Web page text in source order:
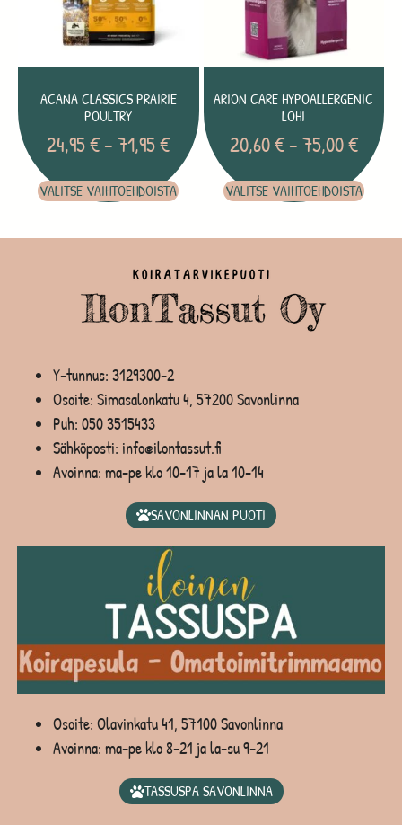
ACANA CLASSICS PRAIRIE
POULTRY
24,95€– 71,95€
VALITSE VAIHTOEHDOISTA
ARION CARE HYPOALLERGENIC
LOHI
20,60€ –75,00€
VALITSE VAIHTOEHDOISTA
Y-tunnus: 3129300-2
Osoite: Simasalonkatu 4, 57200 Savonlinna
Puh: 050 3515433
Sähköposti: info@ilontassut.fi
Avoinna: ma-pe klo 10-17 ja la 10-14
SAVONLINNAN PUOTI
Osoite: Olavinkatu 41, 57100 Savonlinna
Avoinna: ma-pe klo 8-21 ja la-su 9-21
TASSUSPA SAVONLINNA